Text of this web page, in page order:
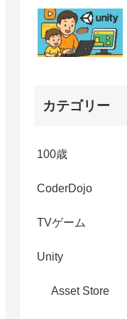
カテゴリー
100歳
CoderDojo
TVゲーム
Unity
Asset Store